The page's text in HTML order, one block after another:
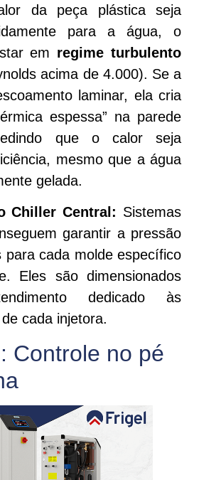
da peça plástica seja
para a água, o
em regime turbulento
acima de 4.000). Se a
laminar, ela cria
espessa” na parede
que o calor seja
mesmo que a água
gelada.
Chiller Central: Sistemas
garantir a pressão
para cada molde específico
Eles são dimensionados
dedicado às
cada injetora.
Controle no pé